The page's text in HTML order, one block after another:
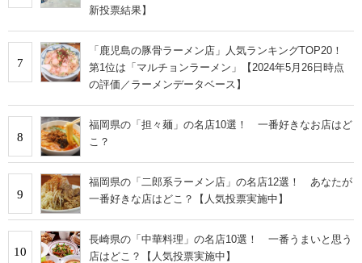
新投票結果】
7
「鹿児島の豚骨ラーメン店」人気ランキングTOP20！
第1位は「マルチョンラーメン」【2024年5月26日時点
の評価／ラーメンデータベース】
8
福岡県の「担々麺」の名店10選！ 一番好きなお店はど
こ？
9
福岡県の「二郎系ラーメン店」の名店12選！ あなたが
一番好きな店はどこ？【人気投票実施中】
10
長崎県の「中華料理」の名店10選！ 一番うまいと思う
店はどこ？【人気投票実施中】